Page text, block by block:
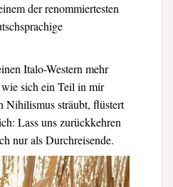
der renommiertesten
Italo-Western mehr
wie sich ein Teil in mir
Nihilismus sträubt, flüstert
Lass uns zurückkehren
nur als Durchreisende.